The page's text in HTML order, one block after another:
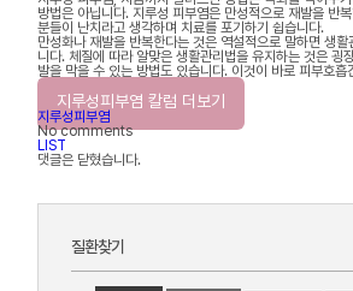
방법은 아닙니다. 지루성 피부염은 만성적으로 재발을 반
분들이 난치라고 생각하며 치료를 포기하기 쉽습니다.
만성화나 재발을 반복한다는 것은 역설적으로 말하면 생
니다. 체질에 따라 알맞은 생활관리법을 유지하는 것은 굉
발을 막을 수 있는 방법도 있습니다. 이것이 바로 피부호흡
다.
지루성피부염 칼럼 더보기
지루성피부염
No comments
LIST
댓글은 닫혔습니다.
질환찾기